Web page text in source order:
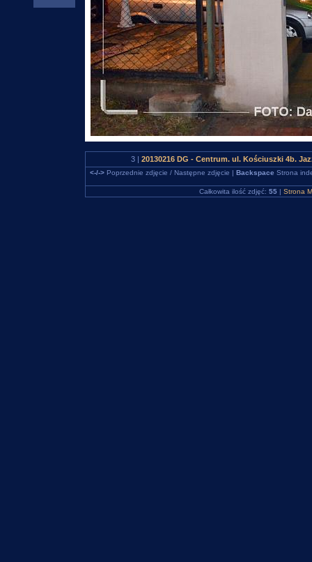
3 | 20130216 DG - Centrum. ul. Kościuszki 4b.
<-/->Poprzednie zdjęcie / Następne zdjęcie | Backspace Strona
Całkowita ilość zdjęć: 55 | Strona